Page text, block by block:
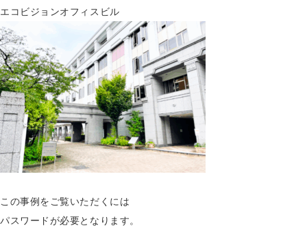
エコビジョンオフィスビル
この事例をご覧いただくには
パスワードが必要となります。